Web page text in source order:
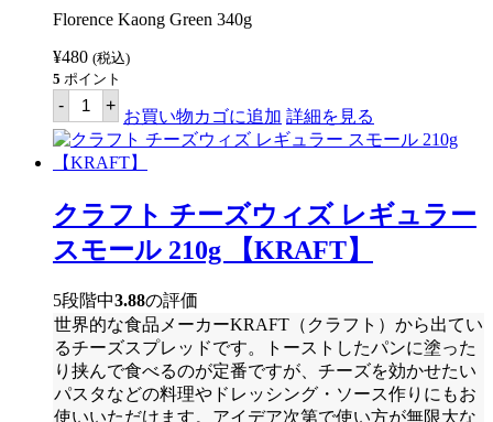
Florence Kaong Green 340g
¥480 (税込)
5 ポイント
- フ
ロ
ー
レ
ン
オ
ン
グ
ー
ン
340g
【FLORENCE】
個
+
お買い物カゴに追加 詳細を見る
クラフト チーズウィズ レギュラー
スモール 210g 【KRAFT】
5段階中3.88の評価
世界的な食品メーカーKRAFT（クラフト）から出てい
るチーズスプレッドです。トーストしたパンに塗った
り挟んで食べるのが定番ですが、チーズを効かせたい
パスタなどの料理やドレッシング・ソース作りにもお
使いいただけます。アイデア次第で使い方が無限大な